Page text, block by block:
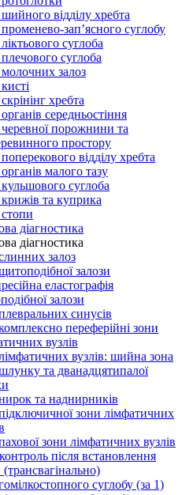
відділу хребта
зап’ясного суглобу
суглоба
суглоба
залоз
хребта
середньостіння
порожнини та
простору
відділу хребта
малого тазу
суглоба
та куприка
діагностика
діагностика
залоз
залози
еластографія
залози
синусів
переферійні зони
вузлів
вузлів: шийна зона
та дванадцятипалої
та наднирників
зони лімфатичних
зони лімфатичних вузлів
після встановлення
суглобу (за 1)